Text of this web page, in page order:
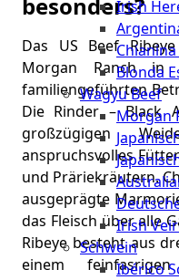
Stuttgart
Irish
Blonda
Wagyu Beef
Morgan
Irish
Schwein
Ibérico
Das US Beef
Morgan Ranch in
familiengeführten
Die Rinder – Black
großzügigen
anspruchsvolles
und Präriekräutern.
ausgeprägte
das Fleisch über alle
Ribeye besteht aus
einem